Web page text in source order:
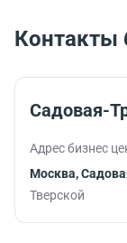
комфортной
Контакты
Садовая-
Адрес бизнес
Москва,
Тверской